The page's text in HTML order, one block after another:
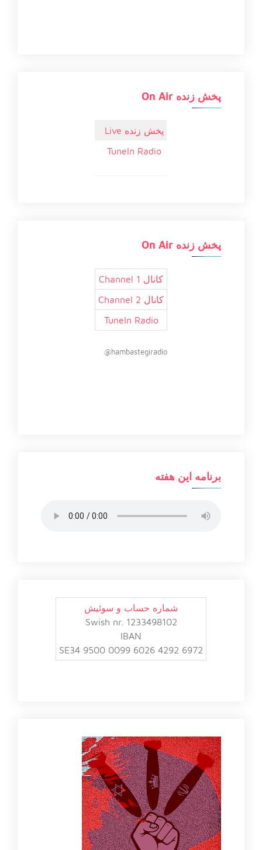
پخش زنده On Air
پخش زنده Live
TuneIn Radio
پخش زنده On Air
کانال 1 Channel
کانال 2 Channel
TuneIn Radio
hambastegiradio@
برنامه این هفته
شماره حساب و سوئیش
Swish nr. 1233498102
IBAN
SE34 9500 0099 6026 4292 6972